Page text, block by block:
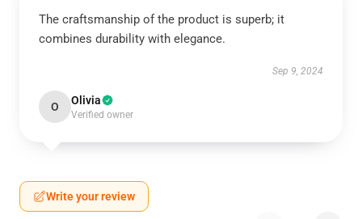
The craftsmanship of the product is superb; it
combines durability with elegance.
Sep 9, 2024
O Olivia
Verified owner
Write your review